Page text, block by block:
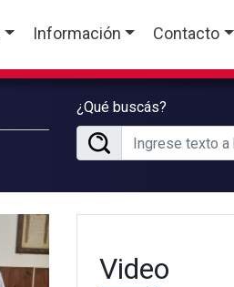
Información Contacto
¿Qué buscás?
Video